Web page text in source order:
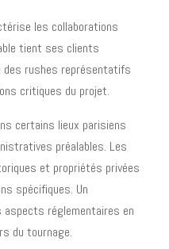
les collaborations
tient ses clients
des rushes représentatifs
critiques du projet.
certains lieux parisiens
préalables. Les
et propriétés privées
spécifiques. Un
réglementaires en
du tournage.